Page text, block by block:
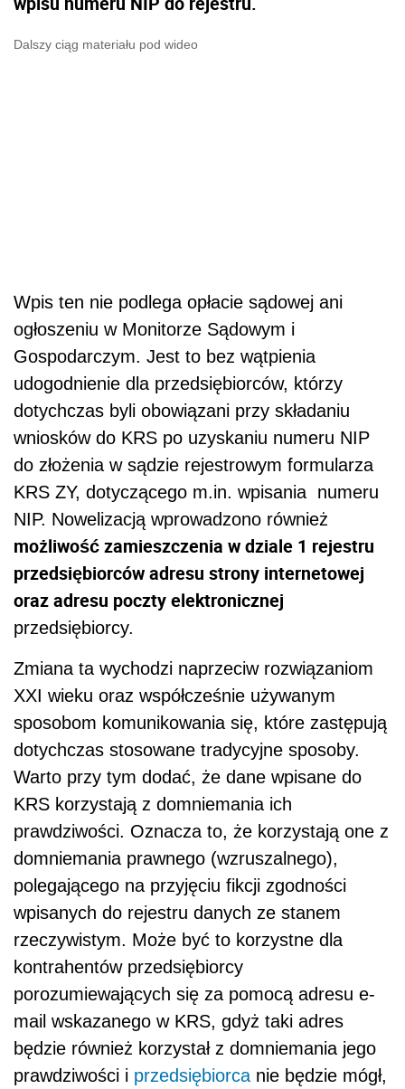
Dalszy ciąg materiału pod wideo
Wpis ten nie podlega opłacie sądowej ani
ogłoszeniu w Monitorze Sądowym i
Gospodarczym. Jest to bez wątpienia
udogodnienie dla przedsiębiorców, którzy
dotychczas byli obowiązani przy składaniu
wniosków do KRS po uzyskaniu numeru NIP
do złożenia w sądzie rejestrowym formularza
KRS ZY, dotyczącego m.in. wpisania numeru
NIP. Nowelizacją wprowadzono również
możliwość zamieszczenia w dziale 1 rejestru
przedsiębiorców adresu strony internetowej
oraz adresu poczty elektronicznej
przedsiębiorcy.
Zmiana ta wychodzi naprzeciw rozwiązaniom
XXI wieku oraz współcześnie używanym
sposobom komunikowania się, które zastępują
dotychczas stosowane tradycyjne sposoby.
Warto przy tym dodać, że dane wpisane do
KRS korzystają z domniemania ich
prawdziwości. Oznacza to, że korzystają one z
domniemania prawnego (wzruszalnego),
polegającego na przyjęciu fikcji zgodności
wpisanych do rejestru danych ze stanem
rzeczywistym. Może być to korzystne dla
kontrahentów przedsiębiorcy
porozumiewających się za pomocą adresu e-
mail wskazanego w KRS, gdyż taki adres
będzie również korzystał z domniemania jego
prawdziwości i przedsiębiorcanie będzie mógł,